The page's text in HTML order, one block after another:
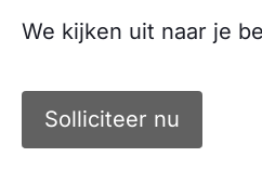
We kijken uit naar je
Solliciteer nu